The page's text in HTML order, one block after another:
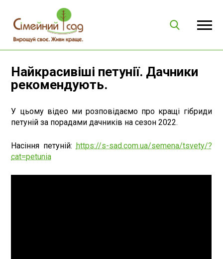
Найкрасивіші петунії. Дачники
рекомендують.
У цьому відео ми розповідаємо про кращі гібриди
петуній за порадами дачників на сезон 2022.
Насіння петуній: https://s-sad.com.ua/semena/tsvety/?
cat=petunia